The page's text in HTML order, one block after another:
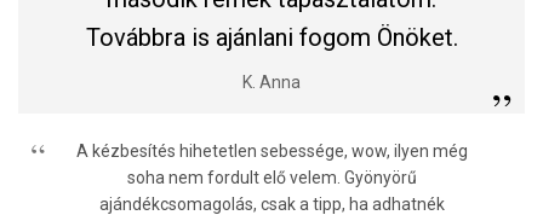
Továbbra is ajánlani fogom Önöket.
K. Anna
A kézbesítés hihetetlen sebessége, wow, ilyen még
soha nem fordult elő velem. Gyönyörű
ajándékcsomagolás, csak a tipp, ha adhatnék